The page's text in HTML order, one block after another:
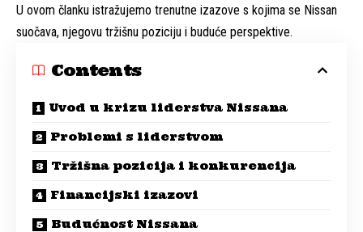
U ovom članku istražujemo trenutne izazove s kojima se Nissan
suočava, njegovu tržišnu poziciju i buduće perspektive.
Contents
Uvod u krizu liderstva Nissana
Problemi s liderstvom
Tržišna pozicija i konkurencija
Financijski izazovi
Budućnost Nissana